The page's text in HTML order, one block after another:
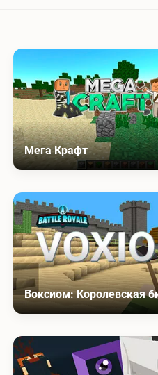
Мега Крафт
Воксиом: Королевская